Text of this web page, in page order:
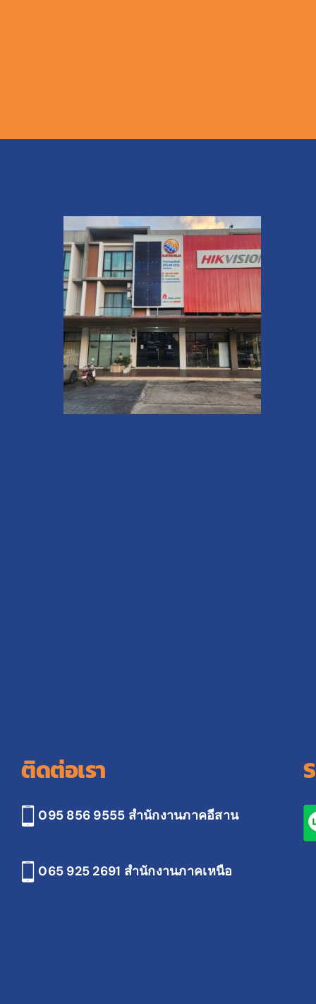
ติดต่อเรา
095 856 9555 สำนักงานภาคอีสาน
065 925 2691 สำนักงานภาคเหนือ